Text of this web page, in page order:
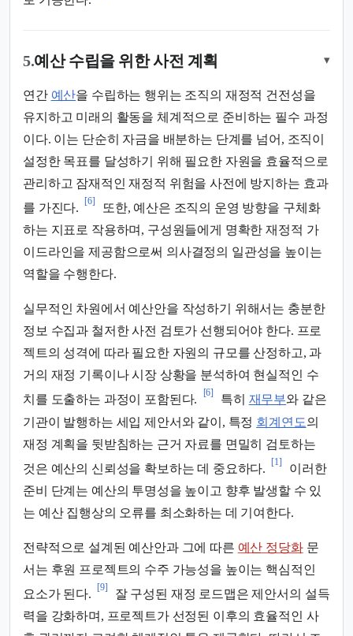
5.예산 수립을 위한 사전 계획 ▾
연간 예산을 수립하는 행위는 조직의 재정적 건전성을
유지하고 미래의 활동을 체계적으로 준비하는 필수 과정
이다. 이는 단순히 자금을 배분하는 단계를 넘어, 조직이
설정한 목표를 달성하기 위해 필요한 자원을 효율적으로
관리하고 잠재적인 재정적 위험을 사전에 방지하는 효과
를 가진다.
[6]
또한, 예산은 조직의 운영 방향을 구체화
하는 지표로 작용하며, 구성원들에게 명확한 재정적 가
이드라인을 제공함으로써 의사결정의 일관성을 높이는
역할을 수행한다.
실무적인 차원에서 예산안을 작성하기 위해서는 충분한
정보 수집과 철저한 사전 검토가 선행되어야 한다. 프로
젝트의 성격에 따라 필요한 자원의 규모를 산정하고, 과
거의 재정 기록이나 시장 상황을 분석하여 현실적인 수
치를 도출하는 과정이 포함된다.
[6]
특히 재무부와 같은
기관이 발행하는 세입 제안서와 같이, 특정 회계연도의
재정 계획을 뒷받침하는 근거 자료를 면밀히 검토하는
것은 예산의 신뢰성을 확보하는 데 중요하다.
[1]
이러한
준비 단계는 예산의 투명성을 높이고 향후 발생할 수 있
는 예산 집행상의 오류를 최소화하는 데 기여한다.
전략적으로 설계된 예산안과 그에 따른 예산 정당화문
서는 후원 프로젝트의 수주 가능성을 높이는 핵심적인
요소가 된다.
[9]
잘 구성된 재정 로드맵은 제안서의 설득
력을 강화하며, 프로젝트가 선정된 이후의 효율적인 사